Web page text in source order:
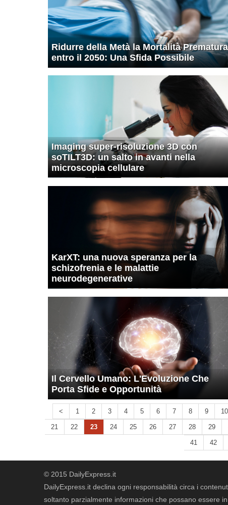
Ridurre della Metà la Mortalità Prematura
entro il 2050: Una Sfida Possibile
Imaging super-risoluzione 3D con
soTILT3D: un salto in avanti nella
microscopia cellulare
KarXT: una nuova speranza per la
schizofrenia e le malattie
neurodegenerative
Il Cervello Umano: L'Evoluzione Che
Porta Sfide e Opportunità
< 1 2 3 4 5 6 7 8 9 10
21 22 23 24 25 26 27 28 29
41 42
© 2015 DailyExpress.it
DailyExpress.it declina ogni responsabilità circa i
soltanto parzialmente informazioni che possano essere